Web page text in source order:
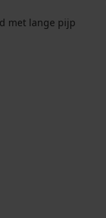
met lange pijp